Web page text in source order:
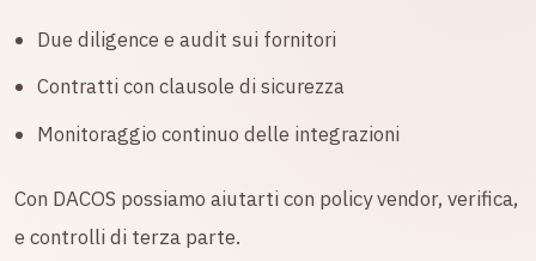
Due diligence e audit sui fornitori
Contratti con clausole di sicurezza
Monitoraggio continuo delle integrazioni
Con DACOS possiamo aiutarti con policy vendor, verifica,
e controlli di terza parte.